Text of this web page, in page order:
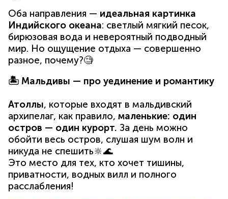
Оба направления — идеальная картинка
Индийского океана: светлый мягкий песок,
бирюзовая вода и невероятный подводный
мир. Но ощущение отдыха — совершенно
разное, почему?🧐
🏝 Мальдивы — про уединение и романтику
Атоллы, которые входят в мальдивский
архипелаг, как правило, маленькие: один
остров — один курорт. За день можно
обойти весь остров, слушая шум волн и
никуда не спешить🔆🌊
Это место для тех, кто хочет тишины,
приватности, водных вилл и полного
расслабления!